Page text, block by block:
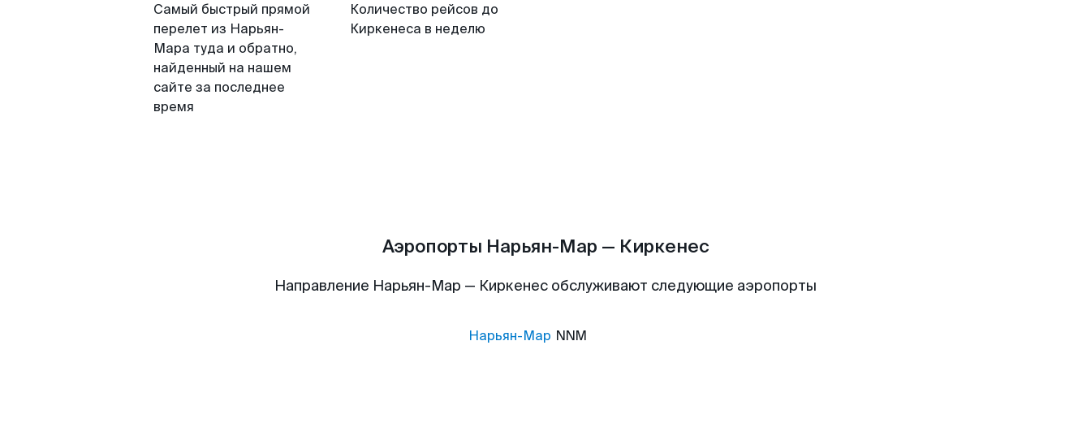
Самый быстрый прямой
перелет из Нарьян-
Мара туда и обратно,
найденный на нашем
сайте за последнее
время
Количество рейсов до
Киркенеса в неделю
Аэропорты Нарьян-Мар — Киркенес
Направление Нарьян-Мар — Киркенес обслуживают следующие аэропорты
Нарьян-Мар NNM